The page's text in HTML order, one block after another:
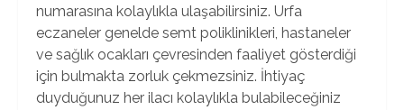
numarasına kolaylıkla ulaşabilirsiniz. Urfa
eczaneler genelde semt poliklinikleri, hastaneler
ve sağlık ocakları çevresinden faaliyet gösterdiği
için bulmakta zorluk çekmezsiniz. İhtiyaç
duyduğunuz her ilacı kolaylıkla bulabileceğiniz